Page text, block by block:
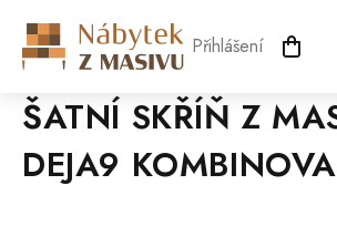
obsah
Přihlášení
ŠATNÍ SKŘÍŇ Z
DEJA9